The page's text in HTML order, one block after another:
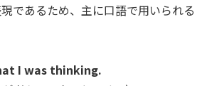
であるため、主に口語で用いられる
I was thinking.